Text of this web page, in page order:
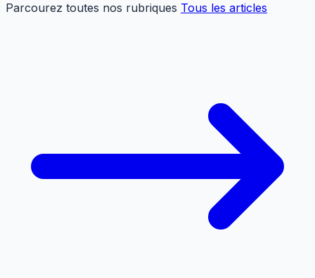
Parcourez toutes nos rubriques Tous les articles